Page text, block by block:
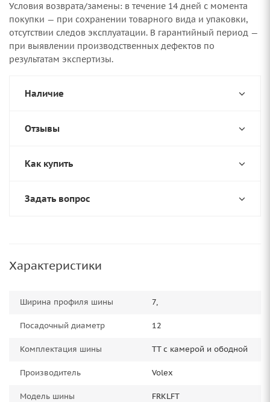
Условия возврата/замены: в течение 14 дней с момента
покупки — при сохранении товарного вида и упаковки,
отсутствии следов эксплуатации. В гарантийный период —
при выявлении производственных дефектов по
результатам экспертизы.
Наличие
Отзывы
Как купить
Задать вопрос
Характеристики
Ширина профиля шины 7,
Посадочный диаметр 12
Комплектация шины TT с камерой и ободной
Производитель Volex
Модель шины FRKLFT